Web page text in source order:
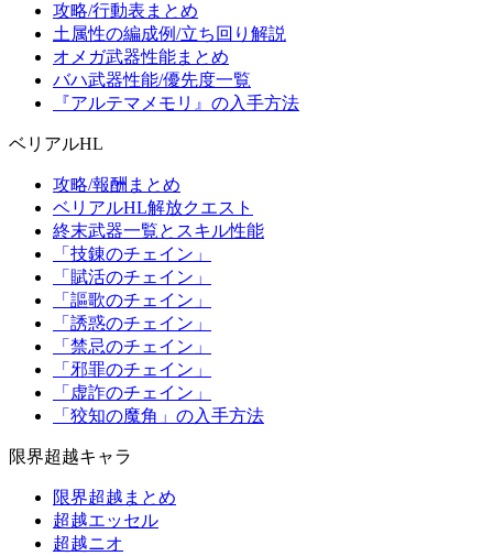
攻略/行動表まとめ
土属性の編成例/立ち回り解説
オメガ武器性能まとめ
バハ武器性能/優先度一覧
『アルテマメモリ』の入手方法
ベリアルHL
攻略/報酬まとめ
ベリアルHL解放クエスト
終末武器一覧とスキル性能
「技錬のチェイン」
「賦活のチェイン」
「謳歌のチェイン」
「誘惑のチェイン」
「禁忌のチェイン」
「邪罪のチェイン」
「虚詐のチェイン」
「狡知の魔角」の入手方法
限界超越キャラ
限界超越まとめ
超越エッセル
超越ニオ